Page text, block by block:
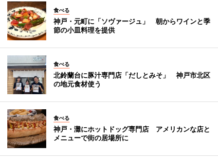
食べる
神戸・元町に「ソヴァージュ」 朝からワインと季
節の小皿料理を提供
食べる
北鈴蘭台に豚汁専門店「だしとみそ」 神戸市北区
の地元食材使う
食べる
神戸・灘にホットドッグ専門店 アメリカンな店と
メニューで街の居場所に